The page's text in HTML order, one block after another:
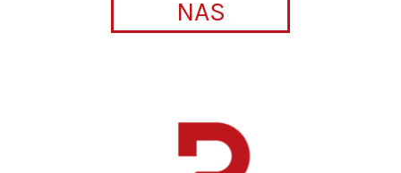
NAS